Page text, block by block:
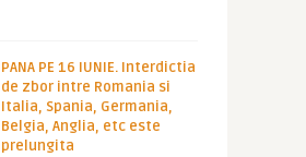
PANA PE 16 IUNIE. Interdictia
de zbor intre Romania si
Italia, Spania, Germania,
Belgia, Anglia, etc este
prelungita